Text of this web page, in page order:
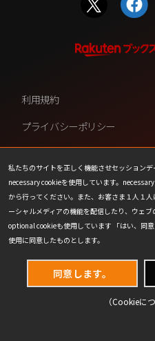
私たちのサイトを正しく機能させセッション
necessary cookieを使用しています。
から行ってください。また、お客さま１人１
ーシャルメディアの機能を配信したり、ウェブ
optional cookieも使用しています 「はい、同
使用に同意したものとします。
同意します。
（Cookieに
利用規約
プライバシーポリシー
ファンコンテンツ・ポリシー
COOKIE
会社情報